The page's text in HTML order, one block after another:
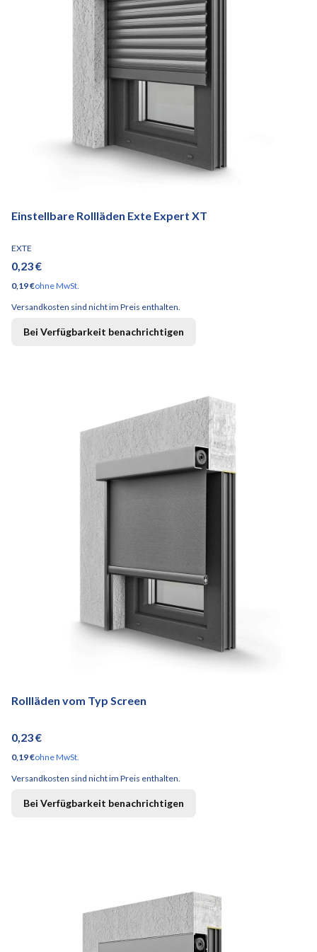
Einstellbare Rollläden Exte Expert XT
HERSTELLER
EXTE
Preis
0,23 €
Preis
0,19 €ohne MwSt.
Versandkosten sind nicht im Preis enthalten.
Bei Verfügbarkeit benachrichtigen
Rollläden vom Typ Screen
Preis
0,23 €
Preis
0,19 €ohne MwSt.
Versandkosten sind nicht im Preis enthalten.
Bei Verfügbarkeit benachrichtigen